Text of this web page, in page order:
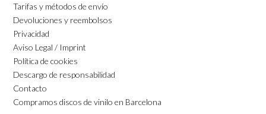
Tarifas y métodos de envío
Devoluciones y reembolsos
Privacidad
Aviso Legal / Imprint
Política de cookies
Descargo de responsabilidad
Contacto
Compramos discos de vinilo en Barcelona